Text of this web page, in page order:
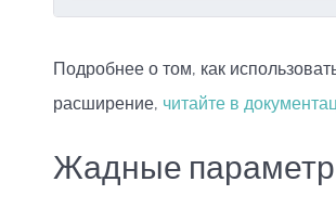
Подробнее о том, как
расширение, читайте в
Жадные